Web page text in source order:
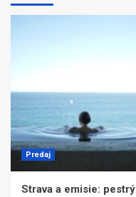
Predaj
Strava a emisie: pestrý